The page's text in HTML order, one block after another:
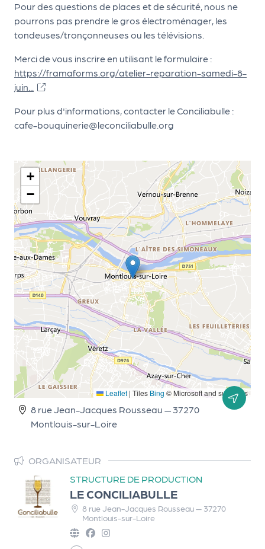
Pour des questions de places et de sécurité, nous ne
pourrons pas prendre le gros électroménager, les
tondeuses/tronçonneuses ou les télévisions.
Merci de vous inscrire en utilisant le formulaire :
https://framaforms.org/atelier-reparation-samedi-8-
juin...
Pour plus d'informations, contacter le Conciliabulle :
cafe-bouquinerie@leconciliabulle.org
+
−
Leaflet | Tiles Bing © Microsoft and suppliers
8 rue Jean-Jacques Rousseau — 37270
Montlouis-sur-Loire
ORGANISATEUR
STRUCTURE DE PRODUCTION
LE CONCILIABULLE
8 rue Jean-Jacques Rousseau — 37270
Montlouis-sur-Loire
it
d
e
l'
o
r
g
n
s
a
t
e
u
r
r
o
p
o
s
e
u
é
v
è